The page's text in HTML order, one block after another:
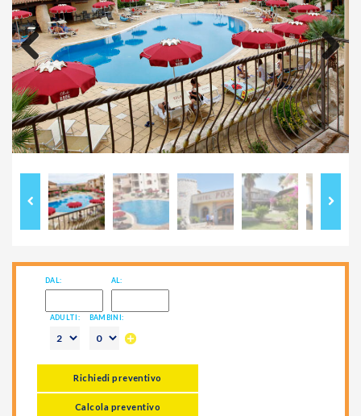
Previous Next
DAL: AL:
ADULTI: BAMBINI:
Richiedi preventivo
Calcola preventivo